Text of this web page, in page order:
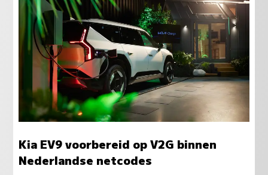
Kia EV9 voorbereid op V2G binnen
Nederlandse netcodes